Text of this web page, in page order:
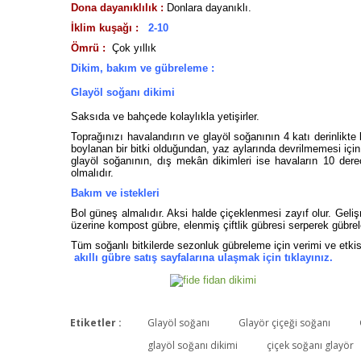
Dona dayanıklılık : Donlara dayanıklı.
İklim kuşağı :
2-10
Ömrü : Çok yıllık
Dikim, bakım ve gübreleme :
Glayöl soğanı dikimi
Saksıda ve bahçede kolaylıkla yetişirler.
Toprağınızı havalandırın ve glayöl soğanının 4 katı
boylanan bir bitki olduğundan, yaz aylarında devrilmemesi
glayöl soğanının, dış mekân dikimleri ise havaların 10
olmalıdır.
Bakım ve istekleri
Bol güneş almalıdır. Aksi halde çiçeklenmesi zayıf olur.
üzerine kompost gübre, elenmiş çiftlik gübresi serperek
Tüm soğanlı bitkilerde sezonluk gübreleme için verimi ve
akıllı gübre satış sayfalarına ulaşmak için tıklayınız.
Etiketler : Glayöl soğanı Glayör çiçeği soğanı
glayöl soğanı dikimi
çiçek soğanı glayör